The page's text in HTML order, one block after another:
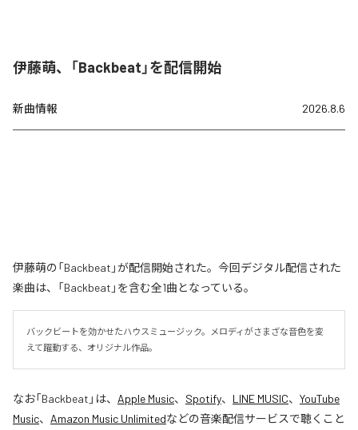
伊藤萌、「Backbeat」を配信開始
新曲情報 2026.8.6
伊藤萌の「Backbeat」が配信開始された。今回デジタル配信された
楽曲は、「Backbeat」を含む全1曲となっている。
バックビートを効かせたハウスミュージック。メロディがさまざな音色を変
えて躍動する、オリジナル作品。
なお「Backbeat 」は、 Apple Music、 Spotify、 LINE MUSIC、 YouTube
Music、 Amazon Music Unlimitedなどの音楽配信サービスで聴くこと